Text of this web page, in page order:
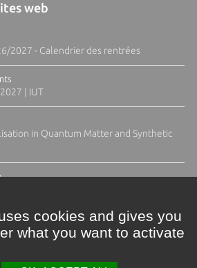
web
2027 - Calendrier des rentrées
| IUT
in Quantum Matter and Synthetic
cookies and gives you
what you want to activate